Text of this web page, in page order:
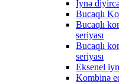
İynə
Bucaqlı
Bucaqlı
seriyası
Bucaqlı
seriyası
Eksenel
Kombinə